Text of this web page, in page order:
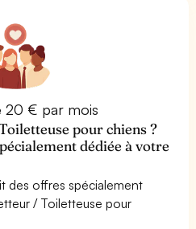
20 € par mois
pour chiens ?
dédiée à votre
des offres spécialement
/ Toiletteuse pour